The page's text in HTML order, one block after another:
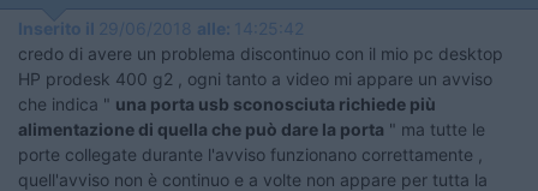
Inserito il 29/06/2018 alle: 14:25:42
credo di avere un problema discontinuo con il mio pc desktop
HP prodesk 400 g2 , ogni tanto a video mi appare un avviso
che indica " una porta usb sconosciuta richiede più
alimentazione di quella che può dare la porta " ma tutte le
porte collegate durante l'avviso funzionano correttamente ,
quell'avviso non è continuo e a volte non appare per tutta la